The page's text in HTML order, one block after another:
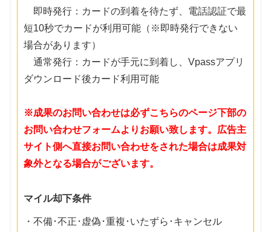
即時発行：カードの到着を待たず、電話認証で最
短10秒でカードが利用可能（※即時発行できない
場合があります）
通常発行：カードが手元に到着し、Vpassアプリ
ダウンロード後カード利用可能
※成果のお問い合わせは必ずこちらのページ下部の
お問い合わせフォームよりお願い致します。広告主
サイト側へ直接お問い合わせをされた場合は成果対
象外となる場合がございます。
マイル却下条件
・不備･不正･虚偽･重複･いたずら･キャンセル